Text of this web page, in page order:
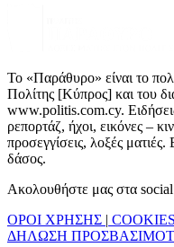
Το «Παράθυρο» είναι το
Πολίτης [Κύπρος] και του
www.politis.com.cy.
ρεπορτάζ, ήχοι, εικόνες –
προσεγγίσεις, λοξές
δάσος.
Ακολουθήστε μας στα social
ΟΡΟΙ ΧΡΗΣΗΣ | COOKIES
ΔΗΛΩΣΗ